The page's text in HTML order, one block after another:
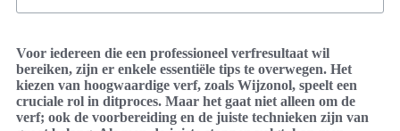
Voor iedereen die een professioneel verfresultaat wil
bereiken, zijn er enkele essentiële tips te overwegen. Het
kiezen van hoogwaardige verf, zoals Wijzonol, speelt een
cruciale rol in ditproces. Maar het gaat niet alleen om de
verf; ook de voorbereiding en de juiste technieken zijn van